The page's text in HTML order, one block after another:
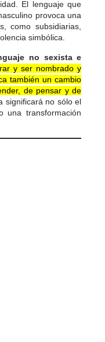
El lenguaje que
provoca una
como subsidiarias,
simbólica.
no sexista e
y ser nombrado y
también un cambio
de pensar y de
significará no sólo el
una transformación